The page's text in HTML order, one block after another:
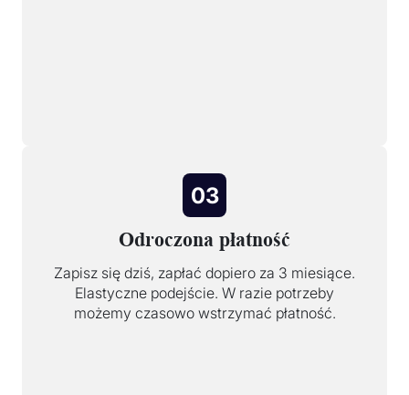
03
Odroczona płatność
Zapisz się dziś, zapłać dopiero za 3 miesiące.
Elastyczne podejście. W razie potrzeby
możemy czasowo wstrzymać płatność.